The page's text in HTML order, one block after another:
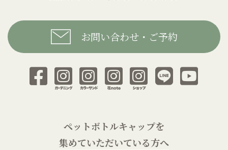
お問い合わせ・ご予約
ペットボトルキャップを
集めていただいている方へ